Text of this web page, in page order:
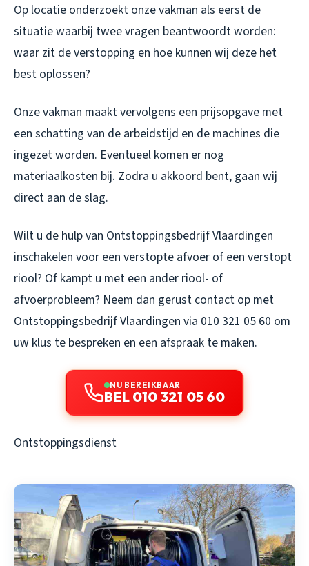
Op locatie onderzoekt onze vakman als eerst de
situatie waarbij twee vragen beantwoordt worden:
waar zit de verstopping en hoe kunnen wij deze het
best oplossen?
Onze vakman maakt vervolgens een prijsopgave met
een schatting van de arbeidstijd en de machines die
ingezet worden. Eventueel komen er nog
materiaalkosten bij. Zodra u akkoord bent, gaan wij
direct aan de slag.
Wilt u de hulp van Ontstoppingsbedrijf Vlaardingen
inschakelen voor een verstopte afvoer of een verstopt
riool? Of kampt u met een ander riool- of
afvoerprobleem? Neem dan gerust contact op met
Ontstoppingsbedrijf Vlaardingen via 010 321 05 60 om
uw klus te bespreken en een afspraak te maken.
NU BEREIKBAAR
BEL 010 321 05 60
Ontstoppingsdienst